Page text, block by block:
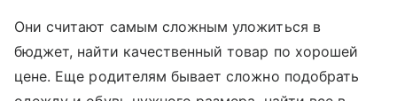
Они считают самым сложным уложиться в
бюджет, найти качественный товар по хорошей
цене. Еще родителям бывает сложно подобрать